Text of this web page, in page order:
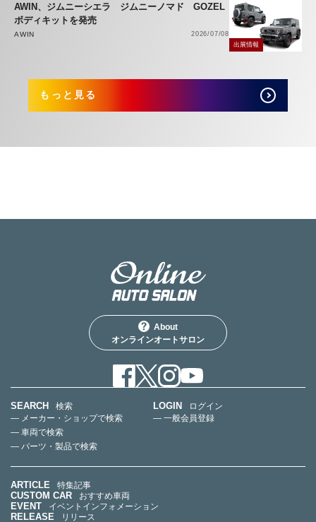
AWIN、ジムニーシエラ ジムニーノマド GOZEL
ボディキットを発売
AWIN
2026/07/08
出展情報
もっと見る
About
オンラインオートサロン
SEARCH
検索
— メーカー・ショップで検索
— 車両で検索
— パーツ・製品で検索
LOGIN
ログイン
— 一般会員登録
ARTICLE 特集記事
CUSTOM CAR おすすめ車両
EVENT イベントインフォメーション
RELEASE リリース